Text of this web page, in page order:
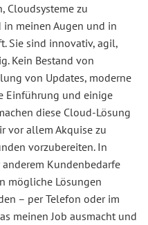
Cloudsysteme zu
meinen Augen und in
Sie sind innovativ, agil,
Kein Bestand von
von Updates, moderne
Einführung und einige
diese Cloud-Lösung
vor allem Akquise zu
vorzubereiten. In
Kundenbedarfe
mögliche Lösungen
– per Telefon oder im
meinen Job ausmacht und